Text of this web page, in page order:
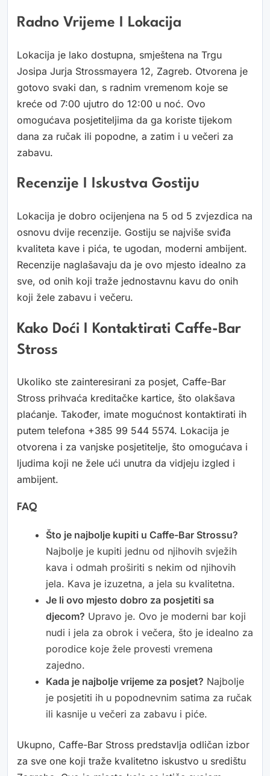
Radno Vrijeme I Lokacija
Lokacija je lako dostupna, smještena na Trgu
Josipa Jurja Strossmayera 12, Zagreb. Otvorena je
gotovo svaki dan, s radnim vremenom koje se
kreće od 7:00 ujutro do 12:00 u noć. Ovo
omogućava posjetiteljima da ga koriste tijekom
dana za ručak ili popodne, a zatim i u večeri za
zabavu.
Recenzije I Iskustva Gostiju
Lokacija je dobro ocijenjena na 5 od 5 zvjezdica na
osnovu dvije recenzije. Gostiju se najviše sviđa
kvaliteta kave i pića, te ugodan, moderni ambijent.
Recenzije naglašavaju da je ovo mjesto idealno za
sve, od onih koji traže jednostavnu kavu do onih
koji žele zabavu i večeru.
Kako Doći I Kontaktirati Caffe-Bar
Stross
Ukoliko ste zainteresirani za posjet, Caffe-Bar
Stross prihvaća kreditačke kartice, što olakšava
plaćanje. Također, imate mogućnost kontaktirati ih
putem telefona +385 99 544 5574. Lokacija je
otvorena i za vanjske posjetitelje, što omogućava i
ljudima koji ne žele ući unutra da vidjeju izgled i
ambijent.
FAQ
Što je najbolje kupiti u Caffe-Bar Strossu?
Najbolje je kupiti jednu od njihovih svježih
kava i odmah proširiti s nekim od njihovih
jela. Kava je izuzetna, a jela su kvalitetna.
Je li ovo mjesto dobro za posjetiti sa
djecom? Upravo je. Ovo je moderni bar koji
nudi i jela za obrok i večera, što je idealno za
porodice koje žele provesti vremena
zajedno.
Kada je najbolje vrijeme za posjet? Najbolje
je posjetiti ih u popodnevnim satima za ručak
ili kasnije u večeri za zabavu i piće.
Ukupno, Caffe-Bar Stross predstavlja odličan izbor
za sve one koji traže kvalitetno iskustvo u središtu